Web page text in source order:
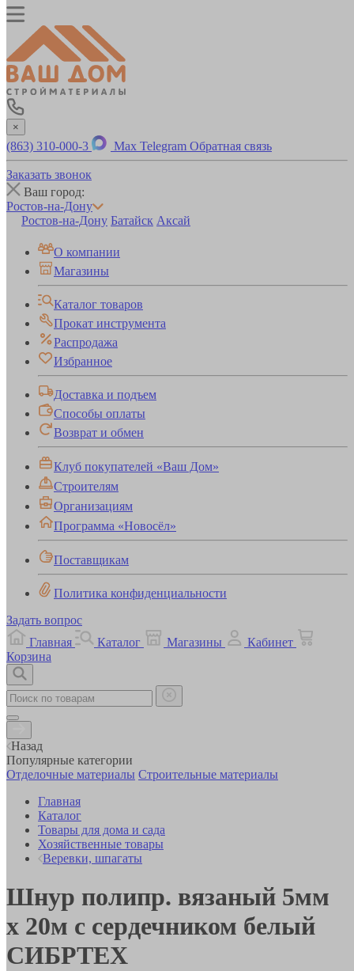
×
(863) 310-000-3 Max Telegram Обратная связь
Заказать звонок
Ваш город:
Ростов-на-Дону
Ростов-на-Дону Батайск Аксай
О компании
Магазины
Каталог товаров
Прокат инструмента
Распродажа
Избранное
Доставка и подъем
Способы оплаты
Возврат и обмен
Клуб покупателей «Ваш Дом»
Строителям
Организациям
Программа «Новосёл»
Поставщикам
Политика конфиденциальности
Задать вопрос
Главная
Каталог Магазины
Кабинет
Корзина
Назад
Популярные категории
Отделочные материалы Строительные материалы
Главная
Каталог
Товары для дома и сада
Хозяйственные товары
Веревки, шпагаты
Шнур полипр. вязаный 5мм
х 20м с сердечником белый
СИБРТЕХ